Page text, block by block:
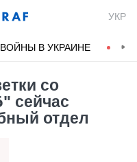
УКР
В УКРАИНЕ
со
сейчас
отдел